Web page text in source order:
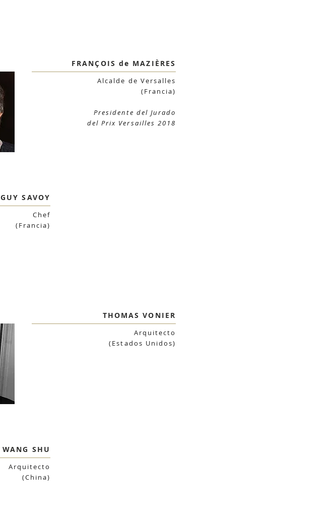
FRANÇOIS de MAZIÈRES
Alcalde de Versalles
(Francia)
Presidente del Jurado
del Prix Versailles 2018
GUY SAVOY
Chef
(Francia)
THOMAS VONIER
Arquitecto
(Estados Unidos)
WANG SHU
Arquitecto
(China)